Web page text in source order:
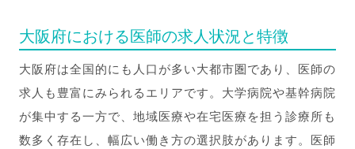
大阪府における医師の求人状況と特徴
大阪府は全国的にも人口が多い大都市圏であり、医師の
求人も豊富にみられるエリアです。大学病院や基幹病院
が集中する一方で、地域医療や在宅医療を担う診療所も
数多く存在し、幅広い働き方の選択肢があります。医師